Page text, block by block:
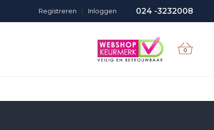
024 -3232008
Inloggen
|
Registreren
0